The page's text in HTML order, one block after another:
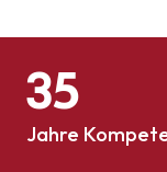
35
Jahre